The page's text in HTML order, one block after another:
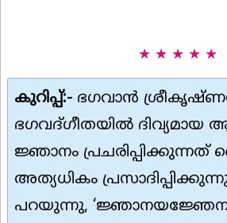
★ ★ ★ ★ ★
കുറിപ്പ്:- ഭഗവാൻ
ഭഗവദ്ഗീതയിൽ ദിവ്യമായ
ജ്ഞാനം
അത്യധികം
പറയുന്നു, ‘ജ്ഞാനയജ്ഞേന